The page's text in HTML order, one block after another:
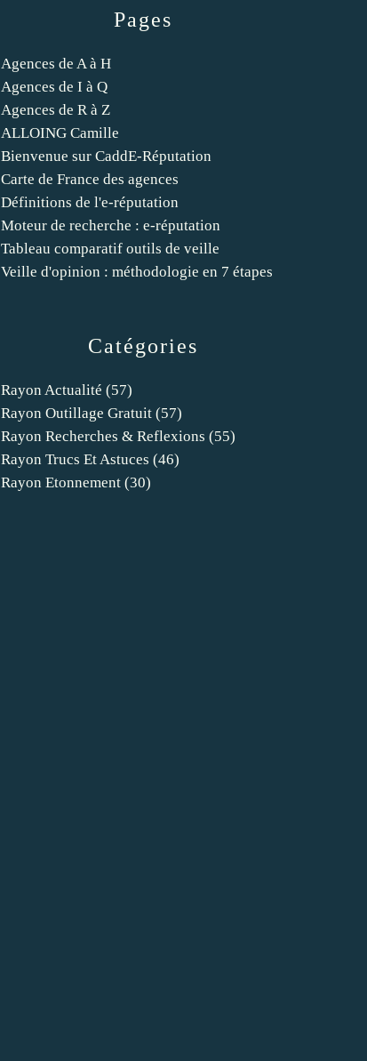
Catégories
Rayon Actualité (57)
Rayon Outillage Gratuit (57)
Rayon Recherches & Reflexions (55)
Rayon Trucs Et Astuces (46)
Rayon Etonnement (30)
Pages
Agences de A à H
Agences de I à Q
Agences de R à Z
ALLOING Camille
Bienvenue sur CaddE-Réputation
Carte de France des agences
Définitions de l'e-réputation
Moteur de recherche : e-réputation
Tableau comparatif outils de veille
Veille d'opinion : méthodologie en 7 étapes